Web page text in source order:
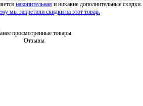
накопительнаяи никакие дополнительные скидки.
мы запретили скидки на этот товар.
просмотренные товары
Отзывы